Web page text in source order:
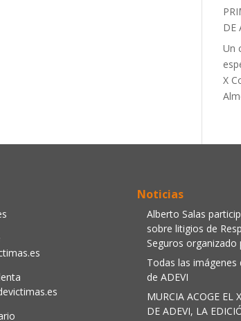
DE
Un
X
Noticias
Alberto Salas
sobre litigios de
Seguros organizado
Todas las imágenes
de ADEVI
MURCIA ACOGE EL
DE ADEVI, LA